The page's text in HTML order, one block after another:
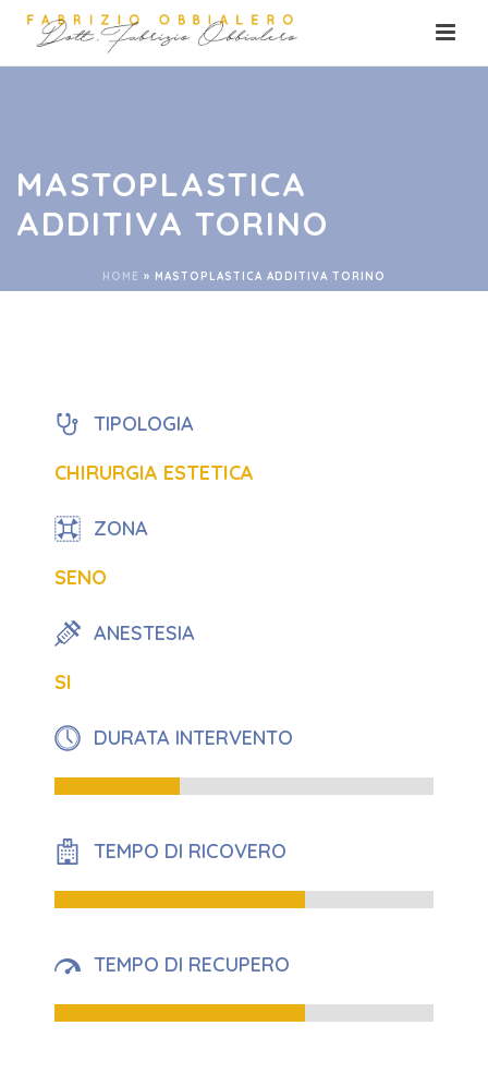
MASTOPLASTICA
ADDITIVA TORINO
HOME » MASTOPLASTICA ADDITIVA TORINO
TIPOLOGIA
CHIRURGIA ESTETICA
ZONA
SENO
ANESTESIA
SI
DURATA INTERVENTO
TEMPO DI RICOVERO
TEMPO DI RECUPERO